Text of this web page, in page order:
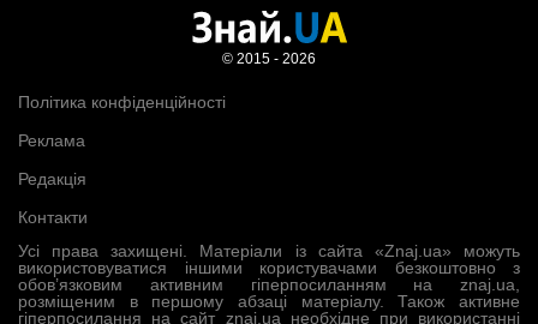
Усі права захищені. Матеріали із сайта «Znaj.ua» можуть
використовуватися іншими користувачами безкоштовно з
обов’язковим активним гіперпосиланням на znaj.ua,
розміщеним в першому абзаці матеріалу. Також активне
гіперпосилання на сайт znaj.ua необхідне при використанні
Політика конфіденційності
Реклама
Редакція
Контакти
© 2015 - 2026